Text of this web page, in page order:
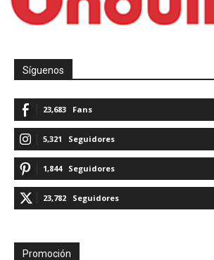
Síguenos
23,683 Fans
5,321 Seguidores
1,844 Seguidores
23,782 Seguidores
Promoción